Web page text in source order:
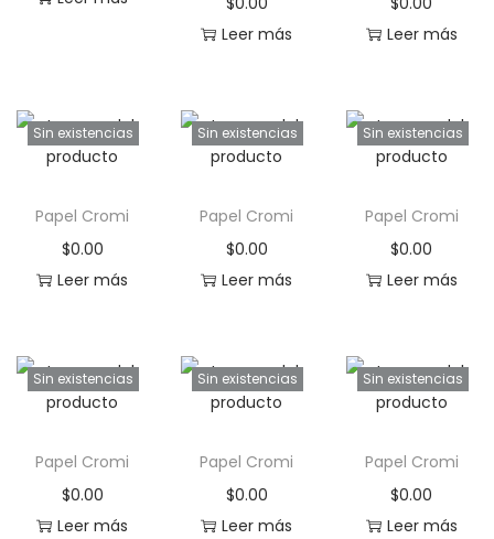
ó
n
Leer más
Leer más
Sin existencias
Papel Cromi
$0.00
Leer más
Sin existencias
Papel Cromi
$0.00
Leer más
Sin existencias
Papel Cromi
$0.00
Leer más
Sin existencias
Papel Cromi
$0.00
Leer más
Sin existencias
Papel Cromi
$0.00
Leer más
Sin existencias
Papel Cromi
$0.00
Leer más